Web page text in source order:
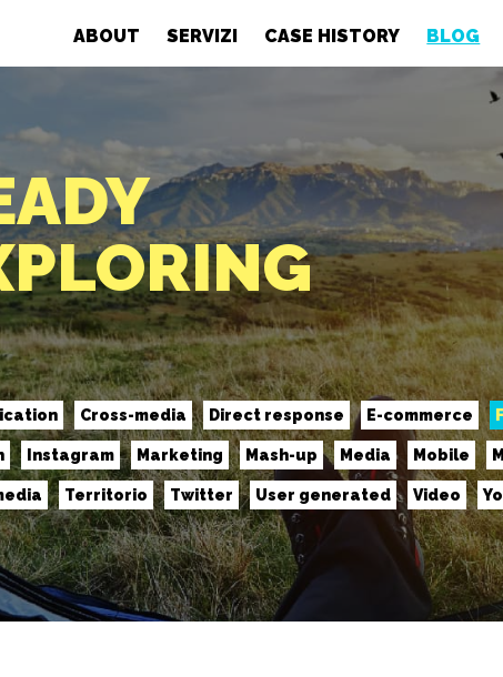
ABOUT SERVIZI CASE HISTORY BLOG
Cross-media Direct response E-commerce
Instagram Marketing Mash-up Media Mobile
Territorio Twitter User generated Video